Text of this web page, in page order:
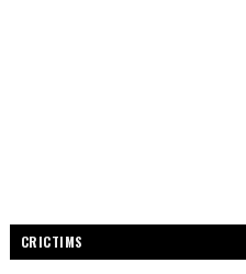
CRICTIMS